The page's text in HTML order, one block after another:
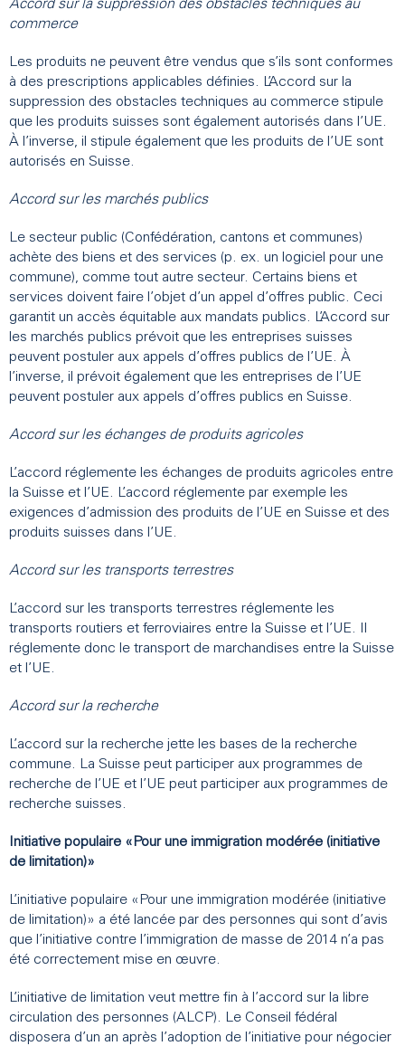
Accord sur la suppression des obstacles techniques au
commerce
Les produits ne peuvent être vendus que s’ils sont conformes
à des prescriptions applicables définies. L’Accord sur la
suppression des obstacles techniques au commerce stipule
que les produits suisses sont également autorisés dans l’UE.
À l’inverse, il stipule également que les produits de l’UE sont
autorisés en Suisse.
Accord sur les marchés publics
Le secteur public (Confédération, cantons et communes)
achète des biens et des services (p. ex. un logiciel pour une
commune), comme tout autre secteur. Certains biens et
services doivent faire l’objet d’un appel d’offres public. Ceci
garantit un accès équitable aux mandats publics. L’Accord sur
les marchés publics prévoit que les entreprises suisses
peuvent postuler aux appels d’offres publics de l’UE. À
l’inverse, il prévoit également que les entreprises de l’UE
peuvent postuler aux appels d’offres publics en Suisse.
Accord sur les échanges de produits agricoles
L’accord réglemente les échanges de produits agricoles entre
la Suisse et l’UE. L’accord réglemente par exemple les
exigences d’admission des produits de l’UE en Suisse et des
produits suisses dans l’UE.
Accord sur les transports terrestres
L’accord sur les transports terrestres réglemente les
transports routiers et ferroviaires entre la Suisse et l’UE. Il
réglemente donc le transport de marchandises entre la Suisse
et l’UE.
Accord sur la recherche
L’accord sur la recherche jette les bases de la recherche
commune. La Suisse peut participer aux programmes de
recherche de l’UE et l’UE peut participer aux programmes de
recherche suisses.
Initiative populaire «Pour une immigration modérée (initiative
de limitation)»
L’initiative populaire «Pour une immigration modérée (initiative
de limitation)» a été lancée par des personnes qui sont d’avis
que l’initiative contre l’immigration de masse de 2014 n’a pas
été correctement mise en œuvre.
L’initiative de limitation veut mettre fin à l’accord sur la libre
circulation des personnes (ALCP). Le Conseil fédéral
disposera d’un an après l’adoption de l’initiative pour négocier